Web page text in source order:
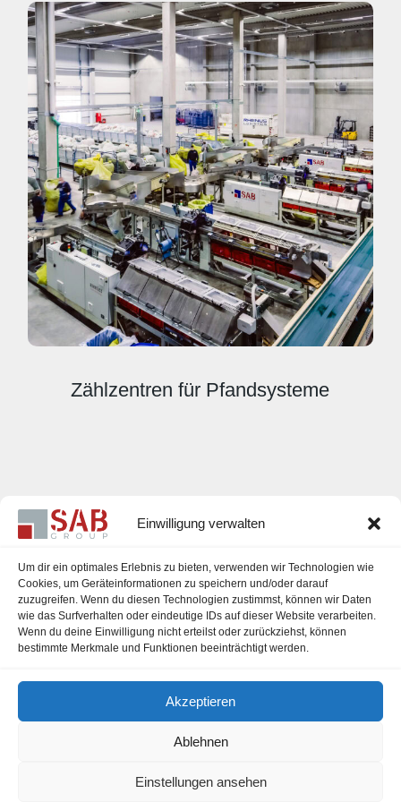
Einwilligung verwalten
Um dir ein optimales Erlebnis zu bieten, verwenden wir Technologien wie
Cookies, um Geräteinformationen zu speichern und/oder darauf
zuzugreifen. Wenn du diesen Technologien zustimmst, können wir Daten
wie das Surfverhalten oder eindeutige IDs auf dieser Website verarbeiten.
Wenn du deine Einwilligung nicht erteilst oder zurückziehst, können
bestimmte Merkmale und Funktionen beeinträchtigt werden.
Akzeptieren
Ablehnen
Einstellungen ansehen
Zählzentren für Pfandsysteme
Karriere
Impressum
Datenschutzerklärung
Cookie-Richtlinie (EU)
office@sab-group.com